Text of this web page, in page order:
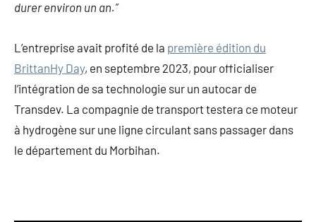
durer environ un an.”
L’entreprise avait profité de la première édition du
BrittanHy Day, en septembre 2023, pour officialiser
l’intégration de sa technologie sur un autocar de
Transdev. La compagnie de transport testera ce moteur
à hydrogène sur une ligne circulant sans passager dans
le département du Morbihan.